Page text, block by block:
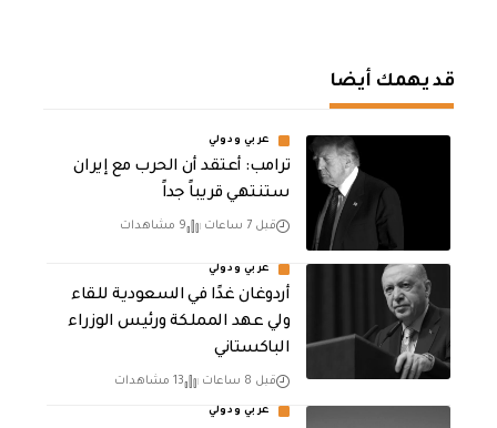
قد يهمك أيضا
عربي ودولي
‏ترامب: أعتقد أن الحرب مع إيران
ستنتهي قريباً جداً
قبل 7 ساعات 9 مشاهدات
عربي ودولي
أردوغان غدًا في السعودية للقاء
ولي عهد المملكة ورئيس الوزراء
الباكستاني
قبل 8 ساعات 13 مشاهدات
عربي ودولي